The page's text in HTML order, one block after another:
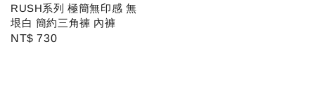
RUSH系列 極簡無印感 無
垠白 簡約三角褲 內褲
Regular
NT$ 730